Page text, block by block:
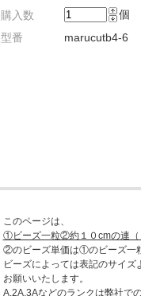
購入数
個
型番
marucutb4-6
このページは、
①ビーズ一粒②約１０cmの連（
②のビーズ単価は①のビーズ一
ビーズによっては表記のサイ
お願いいたします。
A,2A,3Aなどのランクは弊社での